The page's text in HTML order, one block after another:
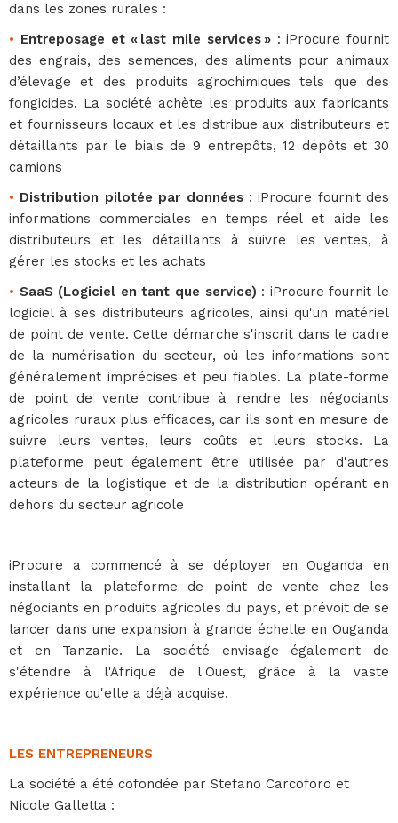
dans les zones rurales :
• Entreposage et « last mile services »: iProcure fournit
des engrais, des semences, des aliments pour animaux
d’élevage et des produits agrochimiques tels que des
fongicides. La société achète les produits aux fabricants
et fournisseurs locaux et les distribue aux distributeurs et
détaillants par le biais de 9 entrepôts, 12 dépôts et 30
camions
• Distribution pilotée par données: iProcure fournit des
informations commerciales en temps réel et aide les
distributeurs et les détaillants à suivre les ventes, à
gérer les stocks et les achats
• SaaS (Logiciel en tant que service) : iProcure fournit le
logiciel à ses distributeurs agricoles, ainsi qu'un matériel
de point de vente. Cette démarche s'inscrit dans le cadre
de la numérisation du secteur, où les informations sont
généralement imprécises et peu fiables. La plate-forme
de point de vente contribue à rendre les négociants
agricoles ruraux plus efficaces, car ils sont en mesure de
suivre leurs ventes, leurs coûts et leurs stocks. La
plateforme peut également être utilisée par d'autres
acteurs de la logistique et de la distribution opérant en
dehors du secteur agricole
iProcure a commencé à se déployer en Ouganda en
installant la plateforme de point de vente chez les
négociants en produits agricoles du pays, et prévoit de se
lancer dans une expansion à grande échelle en Ouganda
et en Tanzanie. La société envisage également de
s'étendre à l'Afrique de l'Ouest, grâce à la vaste
expérience qu'elle a déjà acquise.
LES ENTREPRENEURS
La société a été cofondée par Stefano Carcoforo et
Nicole Galletta :